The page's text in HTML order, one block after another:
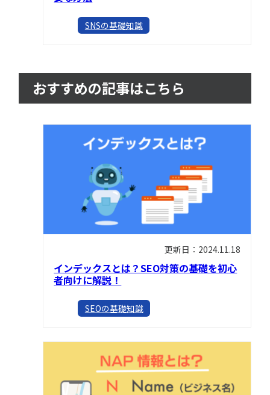
SNSの基礎知識
おすすめの記事はこちら
更新日：2024.11.18
インデックスとは？SEO対策の基礎を初心
者向けに解説！
SEOの基礎知識